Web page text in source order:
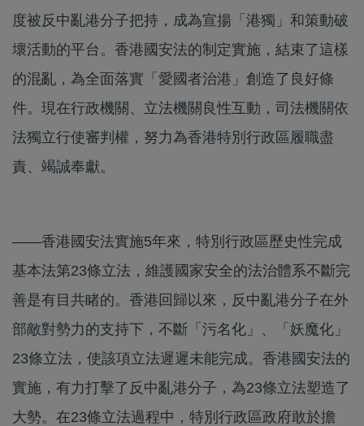
度被反中亂港分子把持，成為宣揚「港獨」和策動破
壞活動的平台。香港國安法的制定實施，結束了這樣
的混亂，為全面落實「愛國者治港」創造了良好條
件。現在行政機關、立法機關良性互動，司法機關依
法獨立行使審判權，努力為香港特別行政區履職盡
責、竭誠奉獻。
——香港國安法實施5年來，特別行政區歷史性完成
基本法第23條立法，維護國家安全的法治體系不斷完
善是有目共睹的。香港回歸以來，反中亂港分子在外
部敵對勢力的支持下，不斷「污名化」、「妖魔化」
23條立法，使該項立法遲遲未能完成。香港國安法的
實施，有力打擊了反中亂港分子，為23條立法塑造了
大勢。在23條立法過程中，特別行政區政府敢於擔